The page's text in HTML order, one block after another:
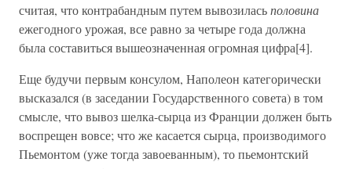
считая, что контрабандным путем вывозиласьполовина
ежегодного урожая, все равно за четыре года должна
была составиться вышеозначенная огромная цифра[4].
Еще будучи первым консулом, Наполеон категорически
высказался (в заседании Государственного совета) в том
смысле, что вывоз шелка-сырца из Франции должен быть
воспрещен вовсе; что же касается сырца, производимого
Пьемонтом (уже тогда завоеванным), то пьемонтский